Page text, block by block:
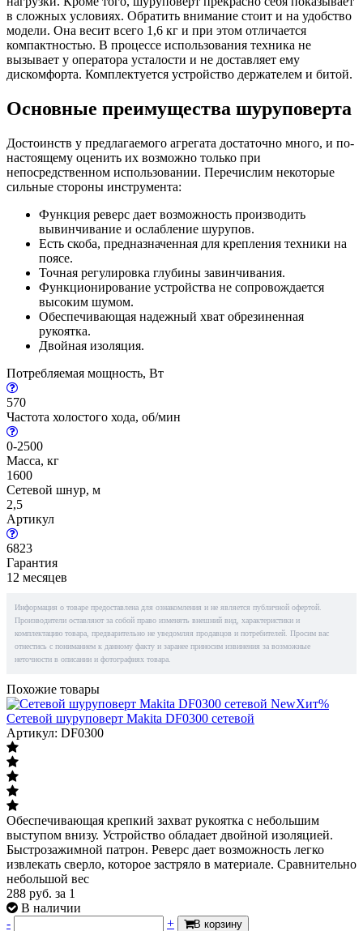
в сложных условиях. Обратить внимание стоит и на удобство
модели. Она весит всего 1,6 кг и при этом отличается
компактностью. В процессе использования техника не
вызывает у оператора усталости и не доставляет ему
дискомфорта. Комплектуется устройство держателем и битой.
Основные преимущества шуруповерта
Достоинств у предлагаемого агрегата достаточно много, и по-
настоящему оценить их возможно только при
непосредственном использовании. Перечислим некоторые
сильные стороны инструмента:
Функция реверс дает возможность производить
вывинчивание и ослабление шурупов.
Есть скоба, предназначенная для крепления техники на
поясе.
Точная регулировка глубины завинчивания.
Функционирование устройства не сопровождается
высоким шумом.
Обеспечивающая надежный хват обрезиненная
рукоятка.
Двойная изоляция.
Потребляемая мощность, Вт
570
Частота холостого хода, об/мин
0-2500
Масса, кг
1600
Сетевой шнур, м
2,5
Артикул
6823
Гарантия
12 месяцев
Информация о товаре предоставлена для ознакомления и не является публичной офертой.
Производители оставляют за собой право изменять внешний вид, характеристики и
комплектацию товара, предварительно не уведомляя продавцов и потребителей. Просим вас
отнестись с пониманием к данному факту и заранее приносим извинения за возможные
неточности в описании и фотографиях товара.
Похожие товары
NewХит%
Сетевой шуруповерт Makita DF0300 сетевой
Артикул: DF0300
Обеспечивающая крепкий захват рукоятка с небольшим
выступом внизу. Устройство обладает двойной изоляцией.
Быстрозажимной патрон. Реверс дает возможность легко
извлекать сверло, которое застряло в материале. Сравнительно
небольшой вес
288 руб. за 1
В наличии
-
+ В корзину